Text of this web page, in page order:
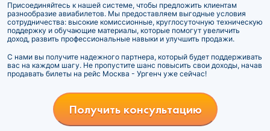
Присоединяйтесь к нашей системе, чтобы предложить клиентам
разнообразие авиабилетов. Мы предоставляем выгодные условия
сотрудничества: высокие комиссионные, круглосуточную техническую
поддержку и обучающие материалы, которые помогут увеличить
доход, развить профессиональные навыки и улучшить продажи.
С нами вы получите надежного партнера, который будет поддерживать
вас на каждом шагу. Не пропустите шанс повысить свои доходы, начав
продавать билеты на рейс Москва - Ургенч уже сейчас!
Получить консультацию